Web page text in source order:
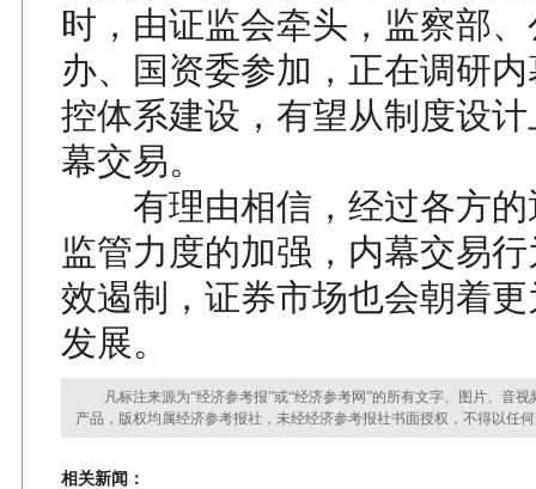
时，由证监会牵头，监察部
办、国资委参加，正在调研
控体系建设，有望从制度设
幕交易。
有理由相信，经过各方的
监管力度的加强，内幕交易
效遏制，证券市场也会朝着
发展。
凡标注来源为“经济参考报”或“经济参考网”的所有文字、图片、音视
产品，版权均属经济参考报社，未经经济参考报社书面授权，不得以任
相关新闻：